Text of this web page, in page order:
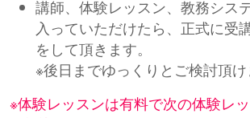
講師、体験レッスン、教務シス
入っていただけたら、正式に受
をして頂きます。
※後日までゆっくりとご検討頂け
※体験レッスンは有料で次の体験レ